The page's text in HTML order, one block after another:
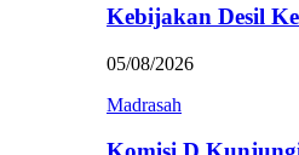
Kebijakan Desil
05/08/2026
Madrasah